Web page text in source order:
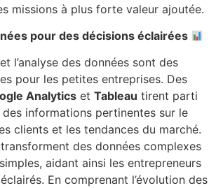
missions à plus forte valeur ajoutée.
pour des décisions éclairées
l’analyse des données sont des
pour les petites entreprises. Des
Analytics et Tableau tirent parti
informations pertinentes sur le
clients et les tendances du marché.
des données complexes
aidant ainsi les entrepreneurs
En comprenant l’évolution des